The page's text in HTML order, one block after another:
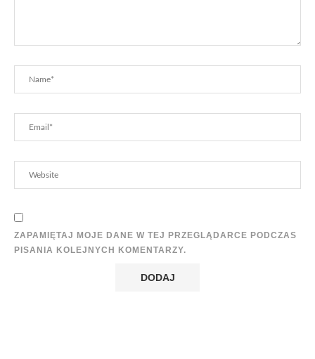
ZAPAMIĘTAJ MOJE DANE W TEJ PRZEGLĄDARCE PODCZAS
PISANIA KOLEJNYCH KOMENTARZY.